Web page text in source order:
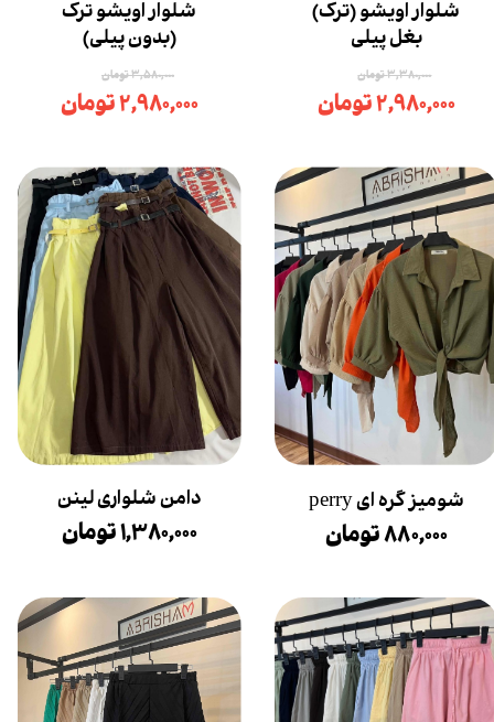
شلوار اویشو (ترک)
بغل پیلی
۳,۳۸۰,۰۰۰ تومان
۲,۹۸۰,۰۰۰ تومان
شلوار اویشو ترک
(بدون پیلی)
۳,۵۸۰,۰۰۰ تومان
۲,۹۸۰,۰۰۰ تومان
شومیز گره ای perry
۸۸۰,۰۰۰ تومان
دامن شلواری لینن
۱,۳۸۰,۰۰۰ تومان